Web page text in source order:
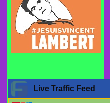
Live Traffic Feed